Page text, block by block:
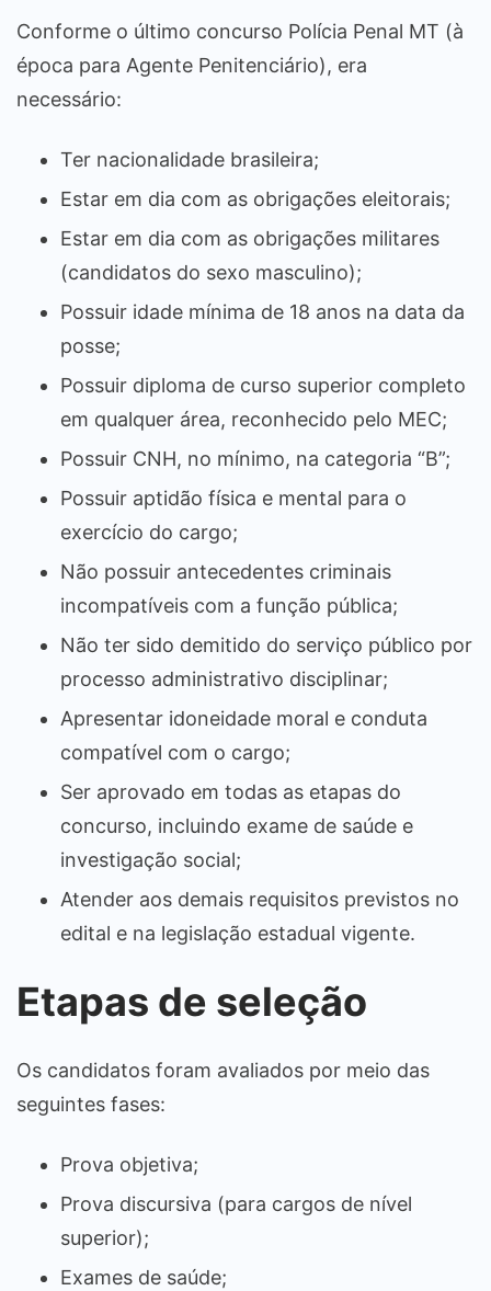
Conforme o último concurso Polícia Penal MT (à
época para Agente Penitenciário), era
necessário:
Ter nacionalidade brasileira;
Estar em dia com as obrigações eleitorais;
Estar em dia com as obrigações militares
(candidatos do sexo masculino);
Possuir idade mínima de 18 anos na data da
posse;
Possuir diploma de curso superior completo
em qualquer área, reconhecido pelo MEC;
Possuir CNH, no mínimo, na categoria “B”;
Possuir aptidão física e mental para o
exercício do cargo;
Não possuir antecedentes criminais
incompatíveis com a função pública;
Não ter sido demitido do serviço público por
processo administrativo disciplinar;
Apresentar idoneidade moral e conduta
compatível com o cargo;
Ser aprovado em todas as etapas do
concurso, incluindo exame de saúde e
investigação social;
Atender aos demais requisitos previstos no
edital e na legislação estadual vigente.
Etapas de seleção
Os candidatos foram avaliados por meio das
seguintes fases:
Prova objetiva;
Prova discursiva (para cargos de nível
superior);
Exames de saúde;